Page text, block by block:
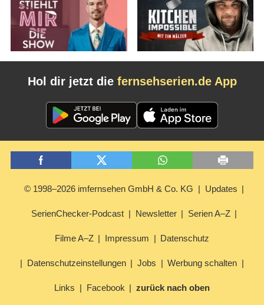
Hol dir jetzt die fernsehserien.de App
© 1998–2026 imfernsehen GmbH & Co. KG Updates
SerienChecker-Podcast Newsletter Serien A–Z
Filme A–Z Impressum Datenschutz
Datenschutzeinstellungen Jobs Werbung schalten
Links Facebook zurück nach oben